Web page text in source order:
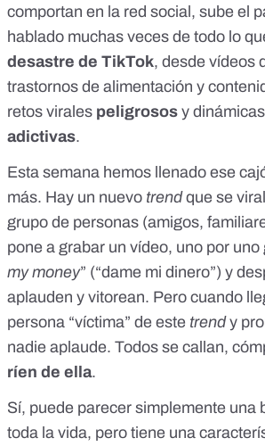
comportan en la red social, sube el
hablado muchas veces de todo lo
desastre de TikTok, desde vídeos
trastornos de alimentación y
retos virales peligrosos y
adictivas.
Esta semana hemos llenado ese
más. Hay un nuevo trendque se
grupo de personas (amigos,
pone a grabar un vídeo, uno por uno
my money” (“dame mi dinero”) y
aplauden y vitorean. Pero cuando
persona “víctima” de este trendy
nadie aplaude. Todos se callan,
ríen de ella.
Sí, puede parecer simplemente una
toda la vida, pero tiene una